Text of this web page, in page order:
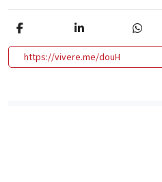
https://vivere.me/douH